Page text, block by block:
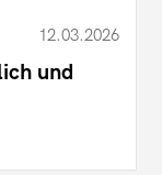
12.03.2026
und